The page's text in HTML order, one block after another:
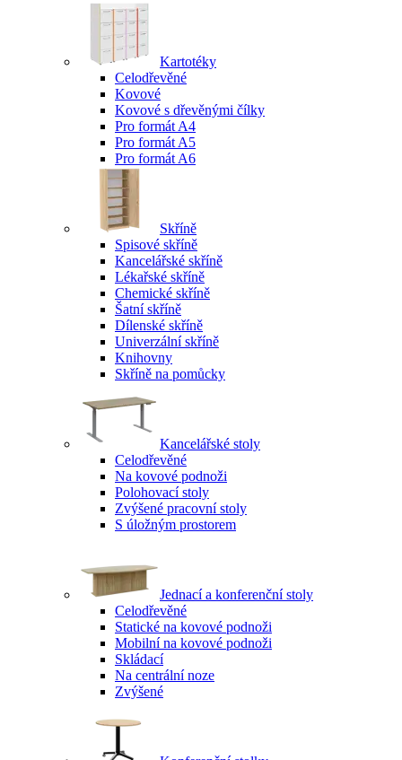
Kartotéky
Celodřevěné
Kovové
Kovové s dřevěnými čílky
Pro formát A4
Pro formát A5
Pro formát A6
Skříně
Spisové skříně
Kancelářské skříně
Lékařské skříně
Chemické skříně
Šatní skříně
Dílenské skříně
Univerzální skříně
Knihovny
Skříně na pomůcky
Kancelářské stoly
Celodřevěné
Na kovové podnoži
Polohovací stoly
Zvýšené pracovní stoly
S úložným prostorem
Jednací a konferenční stoly
Celodřevěné
Statické na kovové podnoži
Mobilní na kovové podnoži
Skládací
Na centrální noze
Zvýšené